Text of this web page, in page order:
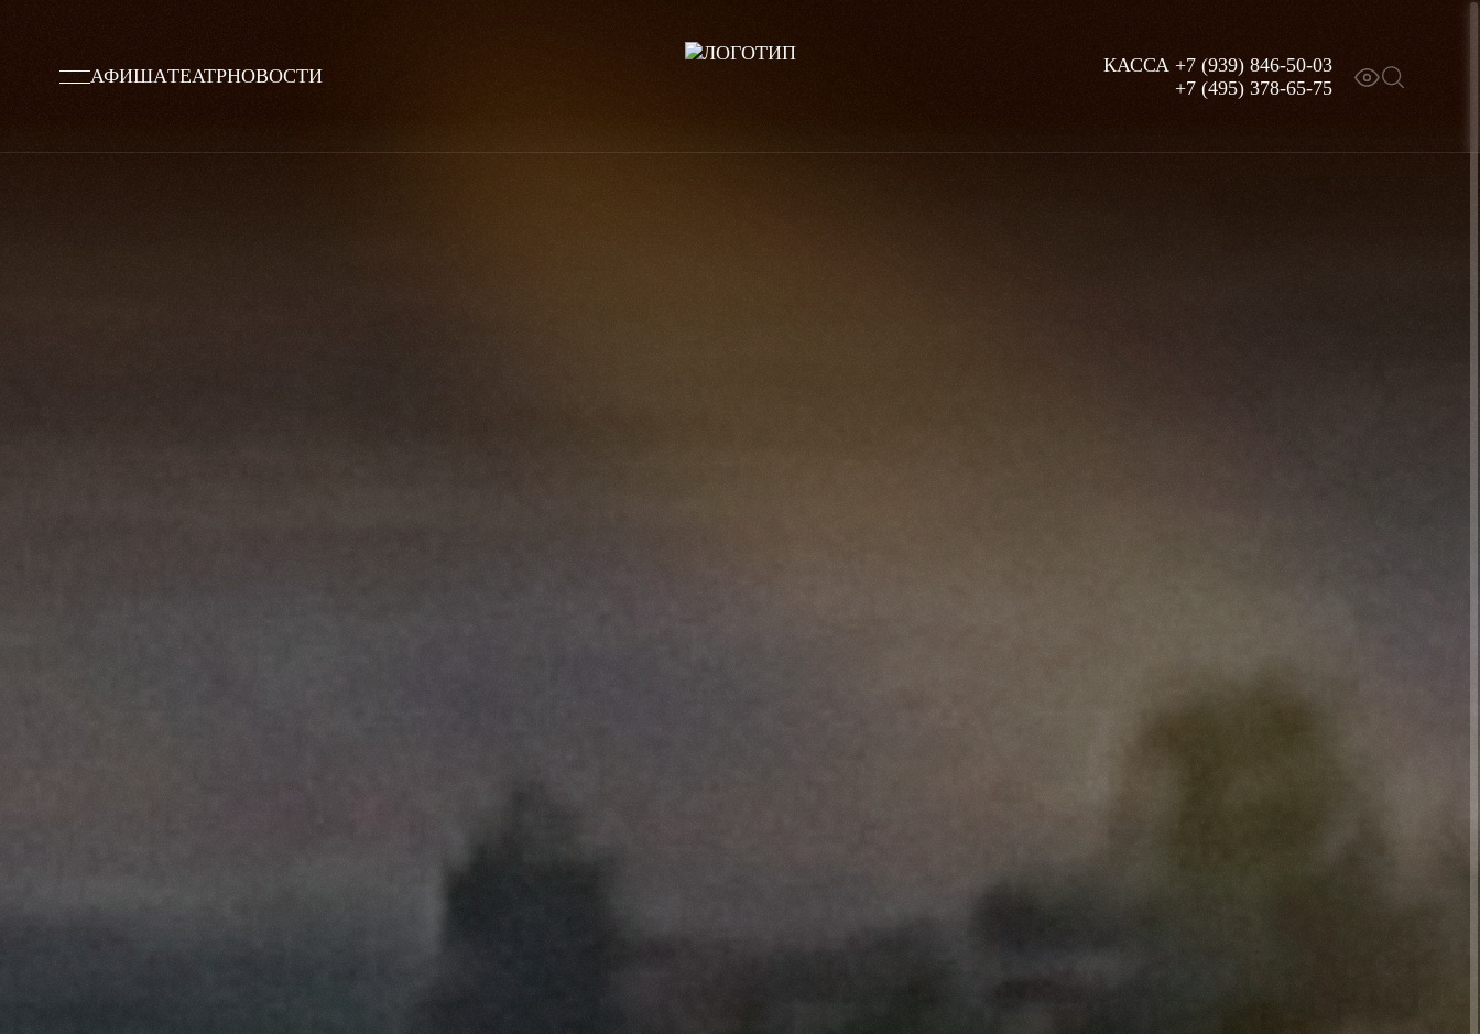
АФИШАТЕАТРНОВОСТИ
КАССА +7 (939) 846-50-03
+7 (495) 378-65-75